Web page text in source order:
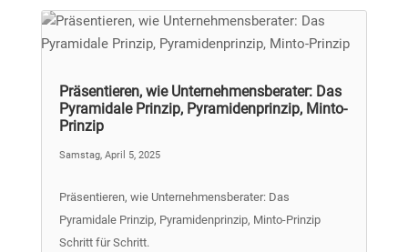
Präsentieren, wie Unternehmensberater: Das
Pyramidale Prinzip, Pyramidenprinzip, Minto-
Prinzip
Samstag, April 5, 2025
Präsentieren, wie Unternehmensberater: Das
Pyramidale Prinzip, Pyramidenprinzip, Minto-Prinzip
Schritt für Schritt.